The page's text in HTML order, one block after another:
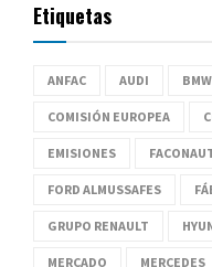
Etiquetas
ANFAC AUDI BMW
COMISIÓN EUROPEA
EMISIONES
FORD ALMUSSAFES
GRUPO RENAULT
MERCADO MERCEDES